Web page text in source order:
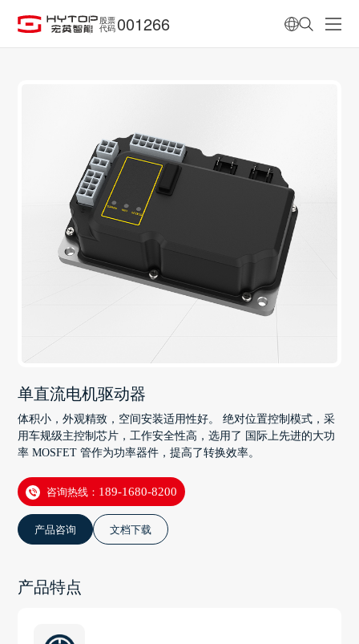
股票
代码 001266
单直流电机驱动器
体积小，外观精致，空间安装适用性好。 绝对位置控制模式，采
用车规级主控制芯片，工作安全性高，选用了 国际上先进的大功
率 MOSFET 管作为功率器件，提高了转换效率。
咨询热线： 189-1680-8200
产品咨询 文档下载
产品特点